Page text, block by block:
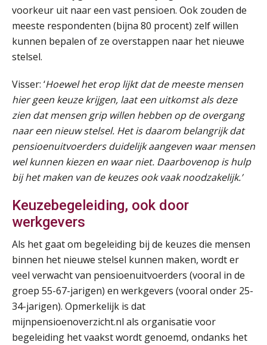
voorkeur uit naar een vast pensioen. Ook zouden de
meeste respondenten (bijna 80 procent) zelf willen
kunnen bepalen of ze overstappen naar het nieuwe
stelsel.
Visser: ‘Hoewel het erop lijkt dat de meeste mensen
hier geen keuze krijgen, laat een uitkomst als deze
zien dat mensen grip willen hebben op de overgang
naar een nieuw stelsel. Het is daarom belangrijk dat
pensioenuitvoerders duidelijk aangeven waar mensen
wel kunnen kiezen en waar niet. Daarbovenop is hulp
bij het maken van de keuzes ook vaak noodzakelijk.’
Keuzebegeleiding, ook door
werkgevers
Als het gaat om begeleiding bij de keuzes die mensen
binnen het nieuwe stelsel kunnen maken, wordt er
veel verwacht van pensioenuitvoerders (vooral in de
groep 55-67-jarigen) en werkgevers (vooral onder 25-
34-jarigen). Opmerkelijk is dat
mijnpensioenoverzicht.nl als organisatie voor
begeleiding het vaakst wordt genoemd, ondanks het
07
SEP
Online cursus Bedingen in de arbeidsovereenkomst
MOCuitgevers
SEP
MOCuitgevers
08
SEP
Tweedaagse online Excel training voor de salarisadministrateur (verdieping, specialisatie en AI)
MOCuitgevers
09
SEP
Cursus Samenwerken financiële- en salarisadministratie
MOCuitgevers
16
SEP
MOCuitgevers
17
SEP
Training Grenzen aangeven met zelfvertrouwen en respect
MOCuitgevers
17
SEP
MOCuitgevers